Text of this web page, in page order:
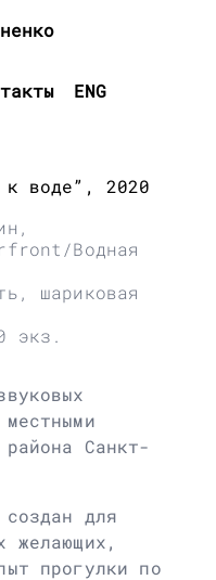
ENG
к воде”, 2020
Водная
шариковая
экз.
района Санкт-
для
желающих,
прогулки по